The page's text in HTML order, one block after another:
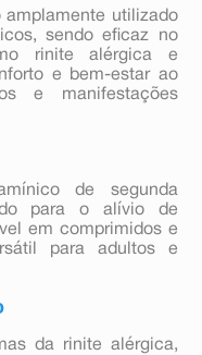
amplamente utilizado
sendo eficaz no
rinite alérgica e
e bem-estar ao
e manifestações
de segunda
para o alívio de
em comprimidos e
para adultos e
da rinite alérgica,